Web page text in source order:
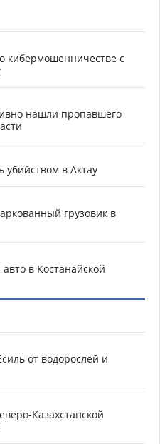
кибермошенничестве с
нашли пропавшего
убийством в Актау
грузовик в
в Костанайской
от водорослей и
Казахстанской